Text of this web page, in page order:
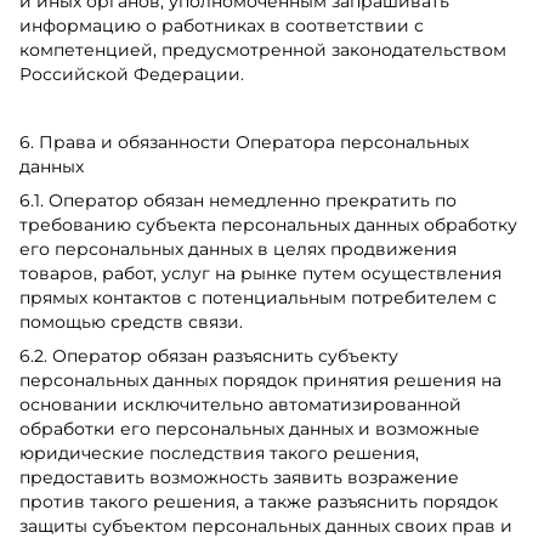
информацию о работниках в соответствии с
компетенцией, предусмотренной законодательством
Российской Федерации.
6. Права и обязанности Оператора персональных
данных
6.1. Оператор обязан немедленно прекратить по
требованию субъекта персональных данных обработку
его персональных данных в целях продвижения
товаров, работ, услуг на рынке путем осуществления
прямых контактов с потенциальным потребителем с
помощью средств связи.
6.2. Оператор обязан разъяснить субъекту
персональных данных порядок принятия решения на
основании исключительно автоматизированной
обработки его персональных данных и возможные
юридические последствия такого решения,
предоставить возможность заявить возражение
против такого решения, а также разъяснить порядок
защиты субъектом персональных данных своих прав и